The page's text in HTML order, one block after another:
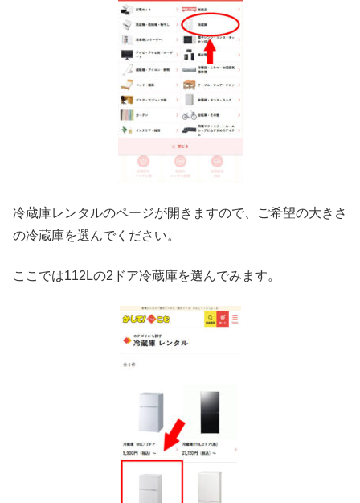
冷蔵庫レンタルのページが開きますので、ご希望の大きさ
の冷蔵庫を選んでください。
ここでは112Lの2ドア冷蔵庫を選んでみます。